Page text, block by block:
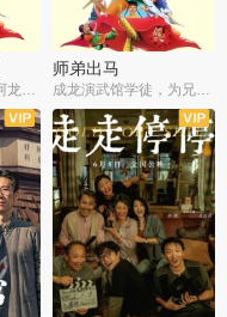
师兄被迫打假赛，阿龙追查斗黑帮
师弟出马
成龙演武馆学徒，为兄搏命战黑道